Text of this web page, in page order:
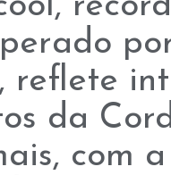
reflete
da
com